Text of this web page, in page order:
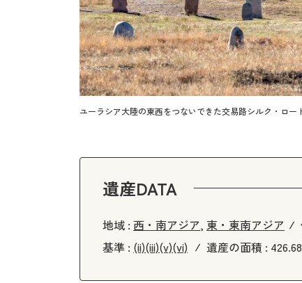
ユーラシア大陸の東西をつないできた交易路シルク・ロー
遺産DATA
地域 : 西・南アジア, 東・東南アジア
基準 : (ii)(iii)(v)(vi) 遺産の面積 :